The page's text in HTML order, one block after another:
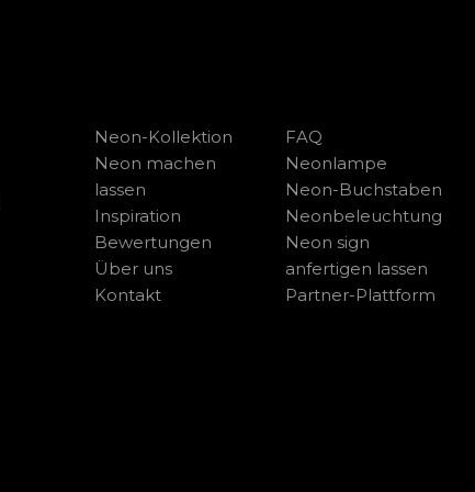
Neon-Kollektion
Neon machen
lassen
Inspiration
Bewertungen
Über uns
Kontakt
FAQ
Neonlampe
Neon-Buchstaben
Neonbeleuchtung
Neon sign
anfertigen lassen
Partner-Plattform